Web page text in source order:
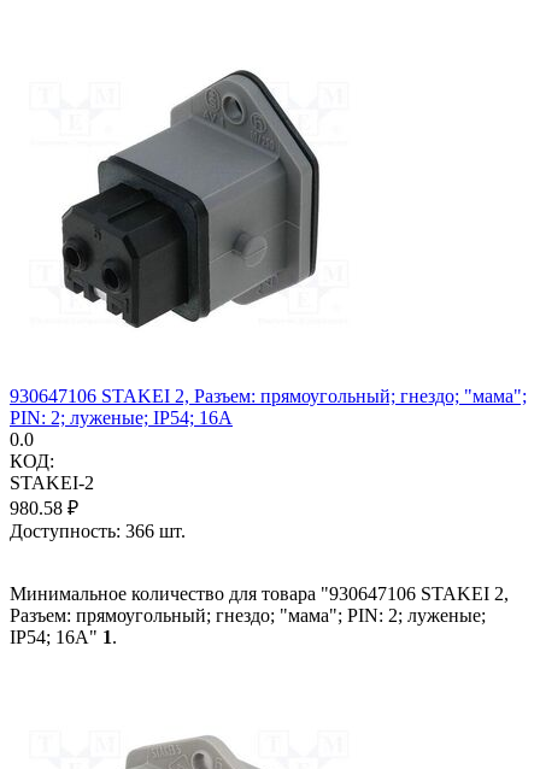
930647106 STAKEI 2, Разъем: прямоугольный; гнездо; "мама";
PIN: 2; луженые; IP54; 16А
0.0
КОД:
STAKEI-2
980.58 ₽
Доступность: 366 шт.
Минимальное количество для товара "930647106 STAKEI 2,
Разъем: прямоугольный; гнездо; "мама"; PIN: 2; луженые;
IP54; 16А" 1.